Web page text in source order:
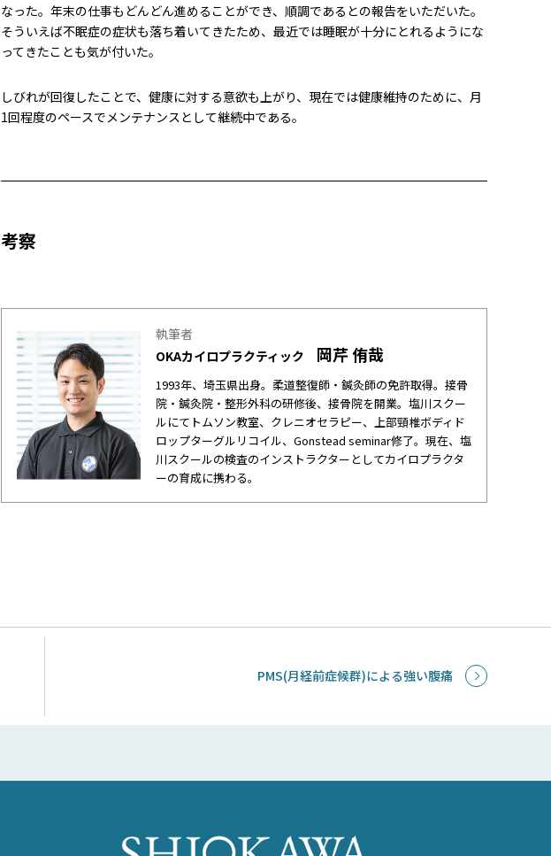
なった。年末の仕事もどんどん進めることができ、順調であるとの報告をいただいた。
そういえば不眠症の症状も落ち着いてきたため、最近では睡眠が十分にとれるようにな
ってきたことも気が付いた。
しびれが回復したことで、健康に対する意欲も上がり、現在では健康維持のために、月
1回程度のペースでメンテナンスとして継続中である。
考察
執筆者
OKAカイロプラクティック
岡芹 侑哉
1993年、埼玉県出身。柔道整復師・鍼灸師の免許取得。接骨
院・鍼灸院・整形外科の研修後、接骨院を開業。塩川スクー
ルにてトムソン教室、クレニオセラピー、上部頸椎ボディド
ロップターグルリコイル、Gonstead seminar修了。現在、塩
川スクールの検査のインストラクターとしてカイロプラクタ
ーの育成に携わる。
PMS(月経前症候群)による強い腹痛